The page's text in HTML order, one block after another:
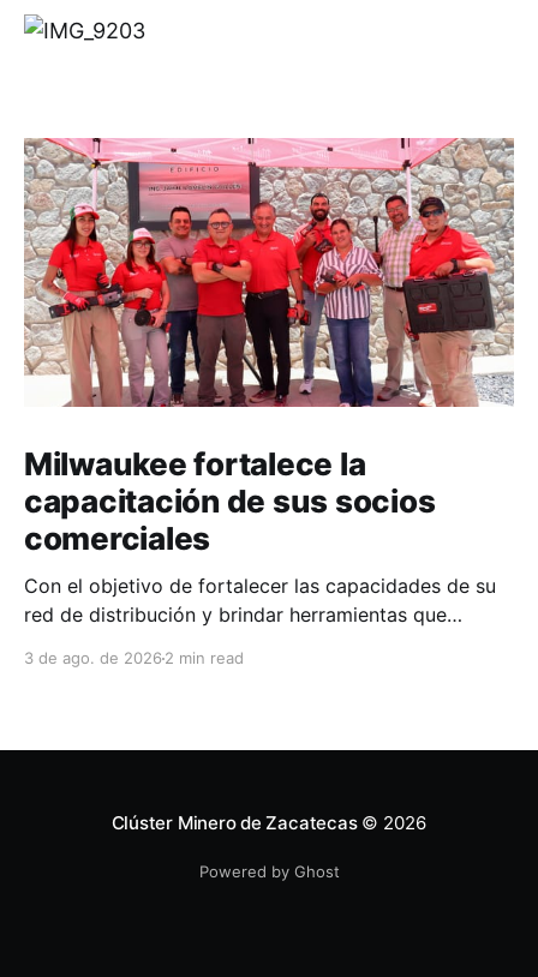
Milwaukee fortalece la
capacitación de sus socios
comerciales
Con el objetivo de fortalecer las capacidades de su
red de distribución y brindar herramientas que
técnico, Milwaukee llevó a cabo una capacitación
3 de ago. de 2026 2 min read
Clúster Minero de Zacatecas© 2026
Powered by Ghost